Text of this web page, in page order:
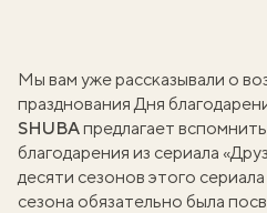
Мы вам уже рассказывали о
празднования Дня
SHUBAпредлагает
благодарения из сериала
десяти сезонов этого
сезона обязательно была